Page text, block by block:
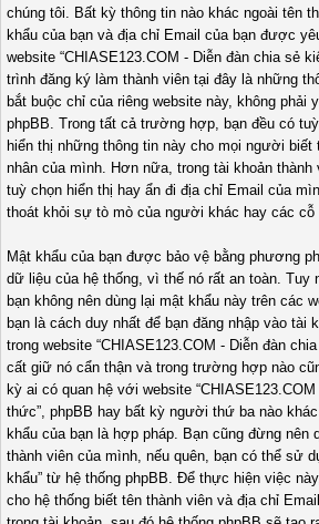
chúng tôi. Bất kỳ thông tin nào khác ngoài tên
khẩu của bạn và địa chỉ Email của bạn được
website “CHIASE123.COM - Diễn đàn chia sẻ
trình đăng ký làm thành viên tại đây là những
bắt buộc chỉ của riêng website này, không phải
phpBB. Trong tất cả trường hợp, bạn đều có
hiển thị những thông tin này cho mọi người biết
nhân của mình. Hơn nữa, trong tài khoản thành
tuỳ chọn hiển thị hay ẩn đi địa chỉ Email của
thoát khỏi sự tò mò của người khác hay các
Mật khẩu của bạn được bảo vệ bằng phương
dữ liệu của hệ thống, vì thế nó rất an toàn. Tuy
bạn không nên dùng lại mật khẩu này trên các
bạn là cách duy nhất để bạn đăng nhập vào tài
trong website “CHIASE123.COM - Diễn đàn
cất giữ nó cẩn thận và trong trường hợp nào
kỳ ai có quan hệ với website
thức”, phpBB hay bất kỳ người thứ ba nào
khẩu của bạn là hợp pháp. Bạn cũng đừng nên
thành viên của mình, nếu quên, bạn có thể sử
khẩu” từ hệ thống phpBB. Để thực hiện việc
cho hệ thống biết tên thành viên và địa chỉ